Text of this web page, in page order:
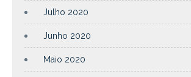
Julho 2020
Junho 2020
Maio 2020